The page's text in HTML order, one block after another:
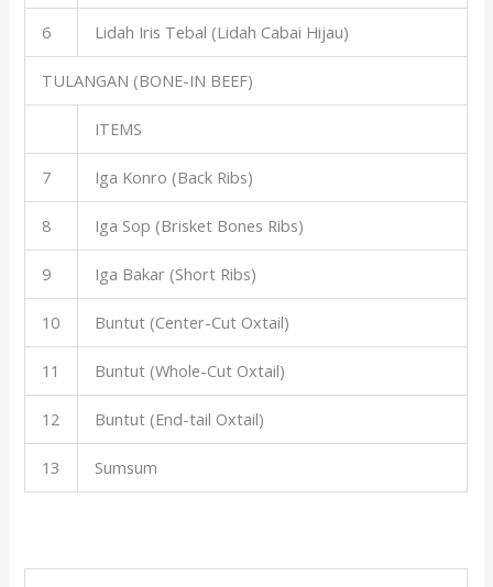
6 Lidah Iris Tebal (Lidah Cabai Hijau)
TULANGAN (BONE-IN BEEF)
ITEMS
7 Iga Konro (Back Ribs)
8 Iga Sop (Brisket Bones Ribs)
9 Iga Bakar (Short Ribs)
10 Buntut (Center-Cut Oxtail)
11 Buntut (Whole-Cut Oxtail)
12 Buntut (End-tail Oxtail)
13 Sumsum